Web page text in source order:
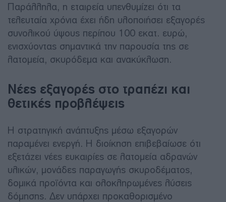
Παράλληλα, η εταιρεία υπενθυμίζει ότι τα
τελευταία χρόνια έχει ήδη υλοποιήσει εξαγορές
συνολικού ύψους περίπου 100 εκατ. ευρώ,
ενισχύοντας σημαντικά την παρουσία της σε
λατομεία, σκυρόδεμα και ανακύκλωση.
Νέες εξαγορές στο τραπέζι και
θετικές προβλέψεις
Η στρατηγική ανάπτυξης μέσω εξαγορών
παραμένει ενεργή. Η διοίκηση επιβεβαίωσε ότι
εξετάζει νέες ευκαιρίες σε λατομεία αδρανών
υλικών, μονάδες παραγωγής σκυροδέματος,
δομικά προϊόντα και ολοκληρωμένες λύσεις
δόμησης. Δεν υπάρχει προκαθορισμένο